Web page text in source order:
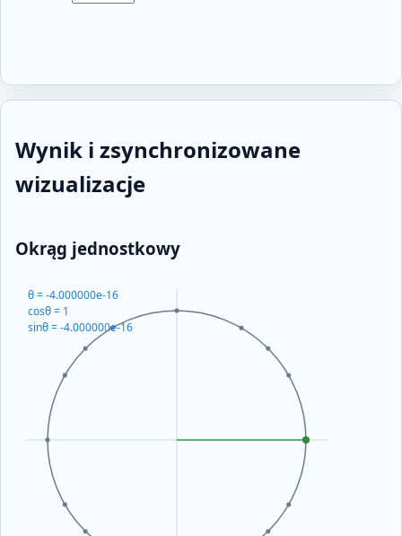
Wynik i zsynchronizowane
wizualizacje
Okrąg jednostkowy